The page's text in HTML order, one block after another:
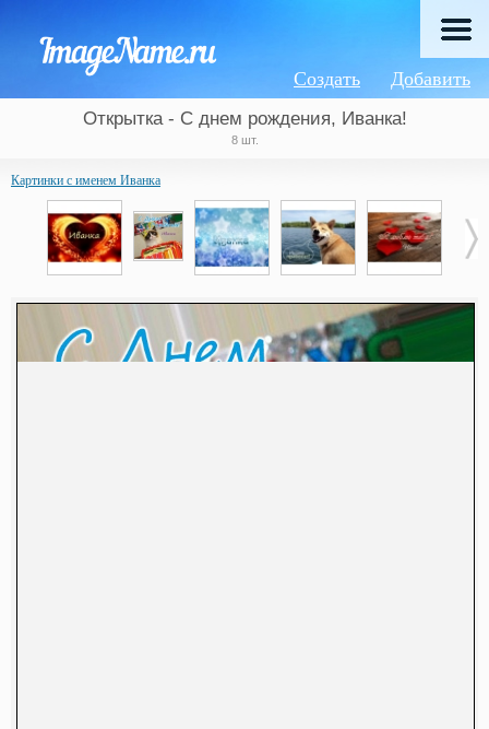
Добавить
Создать
Открытка - С днем рождения, Иванка!
8 шт.
Картинки с именем Иванка